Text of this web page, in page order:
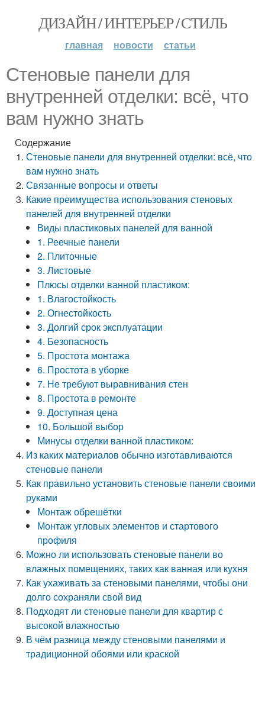
ДИЗАЙН / ИНТЕРЬЕР / СТИЛЬ
главная новости статьи
Стеновые панели для
внутренней отделки: всё, что
вам нужно знать
Содержание
Стеновые панели для внутренней отделки: всё, что
вам нужно знать
Связанные вопросы и ответы
Какие преимущества использования стеновых
панелей для внутренней отделки
Виды пластиковых панелей для ванной
1. Реечные панели
2. Плиточные
3. Листовые
Плюсы отделки ванной пластиком:
1. Влагостойкость
2. Огнестойкость
3. Долгий срок эксплуатации
4. Безопасность
5. Простота монтажа
6. Простота в уборке
7. Не требуют выравнивания стен
8. Простота в ремонте
9. Доступная цена
10. Большой выбор
Минусы отделки ванной пластиком:
Из каких материалов обычно изготавливаются
стеновые панели
Как правильно установить стеновые панели своими
руками
Монтаж обрешётки
Монтаж угловых элементов и стартового
профиля
Можно ли использовать стеновые панели во
влажных помещениях, таких как ванная или кухня
Как ухаживать за стеновыми панелями, чтобы они
долго сохраняли свой вид
Подходят ли стеновые панели для квартир с
высокой влажностью
В чём разница между стеновыми панелями и
традиционной обоями или краской